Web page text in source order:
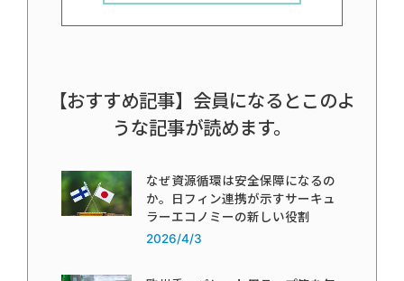
【おすすめ記事】会員になるとこのよ
うな記事が読めます。
なぜ資源循環は安全保障になるの
か。日フィン連携が示すサーキュ
ラーエコノミーの新しい役割
2026/4/3